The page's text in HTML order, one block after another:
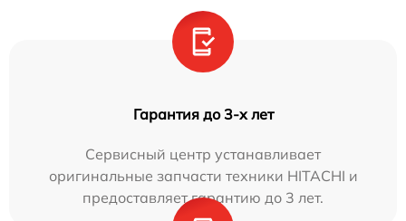
Гарантия до 3-х лет
Сервисный центр устанавливает
оригинальные запчасти техники HITACHI и
предоставляет гарантию до 3 лет.